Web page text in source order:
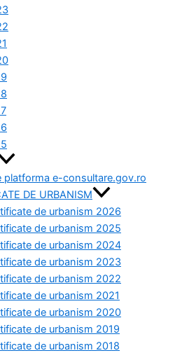
platforma e-consultare.gov.ro
DE URBANISM
de urbanism 2026
de urbanism 2025
de urbanism 2024
de urbanism 2023
de urbanism 2022
de urbanism 2021
de urbanism 2020
de urbanism 2019
de urbanism 2018